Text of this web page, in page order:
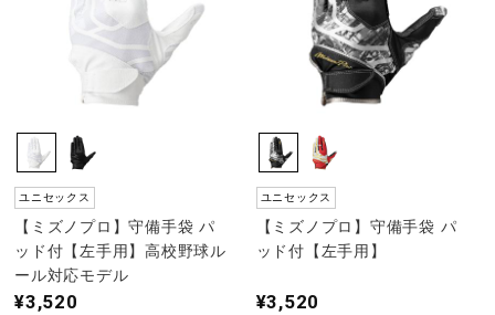
健康／エクササイズ
ジュニア／キッズ
コラボ／ライセンス
ユニセックス
【ミズノプロ】守備手袋 パ
ッド付【左手用】高校野球ル
ール対応モデル
¥3,520
ユニセックス
【ミズノプロ】守備手袋 パ
ッド付【左手用】
¥3,520